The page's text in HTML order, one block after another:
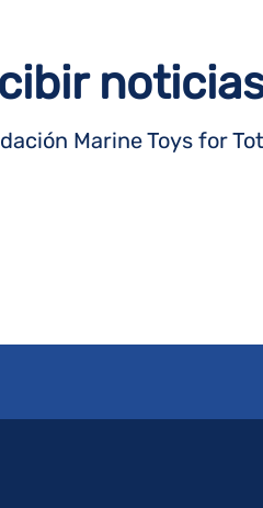
Marine Toys for